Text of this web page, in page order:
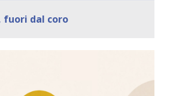
fuori dal coro